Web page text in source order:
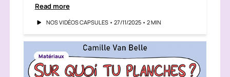
Read more
NOS VIDÉOS CAPSULES • 27/11/2025 • 2 MIN
Matériaux